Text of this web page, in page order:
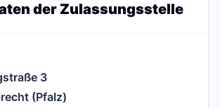
der Zulassungsstelle
3
(Pfalz)